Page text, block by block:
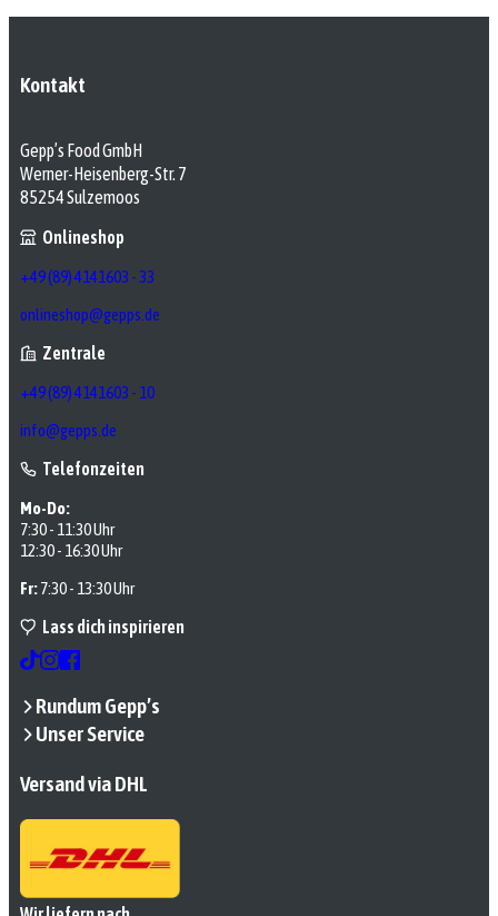
Kontakt
Gepp’s Food GmbH
Werner-Heisenberg-Str. 7
85254 Sulzemoos
Onlineshop
+49 (89) 4141603 - 33
onlineshop@gepps.de
Zentrale
+49 (89) 4141603 - 10
info@gepps.de
Telefonzeiten
Mo-Do:
7:30 - 11:30 Uhr
12:30 - 16:30 Uhr
Fr:7:30 - 13:30 Uhr
Lass dich inspirieren
Rundum Gepp’s
Unser Service
Versand via DHL